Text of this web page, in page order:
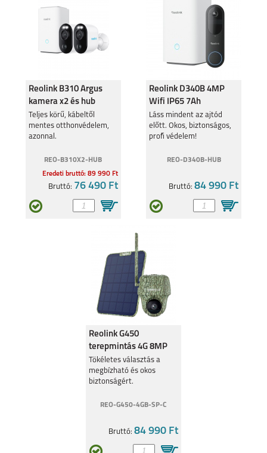
A52S A22 5G
GALAXY A32 5G
GALAXY A21S
Reolink B310 Argus
kamera x2 és hub
kezdő szett
Teljes körű, kábeltől
mentes otthonvédelem,
azonnal.
REO-B310X2-HUB
Eredeti bruttó: 89 990 Ft
Bruttó: 76 490 Ft
Reolink D340B 4MP
Wifi IP65 7Ah
kaputelefon és hub
kezdő szett
Láss mindent az ajtód
előtt. Okos, biztonságos,
profi védelem!
REO-D340B-HUB
Bruttó:84 990 Ft
Reolink G450
terepmintás 4G 8MP
IP64 6Ah Solar panellel
Tökéletes választás a
megbízható és okos
biztonságért.
REO-G450-4GB-SP-C
Bruttó: 84 990 Ft